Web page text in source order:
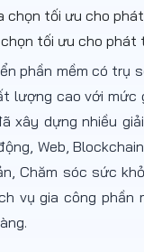
tối ưu cho phát
phần mềm có trụ
lượng cao với
xây dựng nhiều
Web,
Chăm sóc sức
vụ gia công